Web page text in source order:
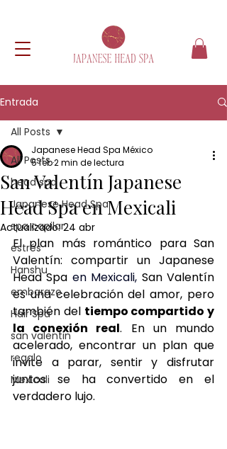
Entrada
All Posts
head spa
Japanese Head Spa
spa capilar
estrés
Hanshu
embarazo
Hair Spa
san valentin
regalo
Mexicali
All Posts
San Valentín Japanese
Head Spa en Mexicali
Japanese Head Spa México
5 feb2 min de lectura
Actualizado:24 abr
El plan más romántico para San
Valentín: compartir un Japanese
Head Spa en Mexicali, San Valentín
es una celebración del amor, pero
también del tiempo compartido y
la conexión real. En un mundo
acelerado, encontrar un plan que
invite a parar, sentir y disfrutar
juntos se ha convertido en el
verdadero lujo.